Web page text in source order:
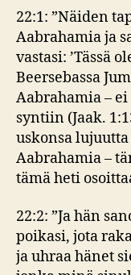
22:1: ”Näiden
Aabrahamia ja
vastasi: ’Tässä
Beersebassa
Aabrahamia –
syntiin (Jaak.
uskonsa
Aabrahamia –
tämä heti
22:2: ”Ja hän
poikasi, jota
ja uhraa hänet